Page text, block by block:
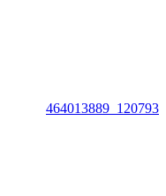
464013889_120793